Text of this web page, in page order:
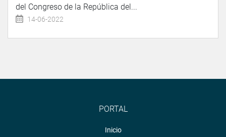
del Congreso de la República del...
14-06-2022
PORTAL
Inicio